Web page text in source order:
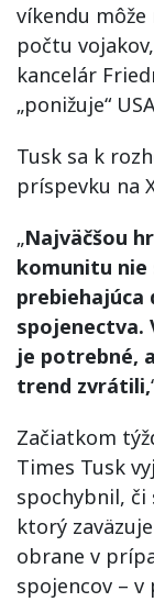
víkendu môže
počtu
kancelár
„ponižuje“
Tusk sa k
príspevku na
„Najväčšou
komunitu nie
prebiehajúca
spojenectva.
je potrebné,
trend zvrátili,
Začiatkom
Times Tusk
spochybnil, či
ktorý
obrane v
spojencov –